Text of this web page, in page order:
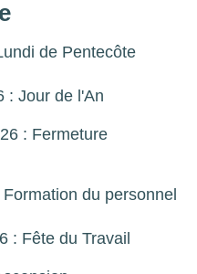
de Pentecôte
: Jour de l'An
: Fermeture
du personnel
: Fête du Travail